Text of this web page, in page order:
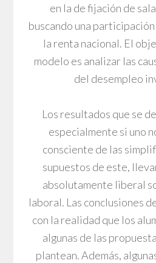
en la de fijación de
buscando una
la renta nacional. El
modelo es analizar las
del desempleo
Los resultados que se
especialmente si uno
consciente de las
supuestos de este,
absolutamente liberal
laboral. Las conclusiones
con la realidad que los
algunas de las
plantean. Además,